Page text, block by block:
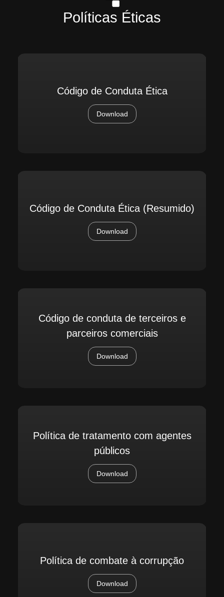
Políticas Éticas
Código de Conduta Ética
Download
Código de Conduta Ética (Resumido)
Download
Código de conduta de terceiros e
parceiros comerciais
Download
Política de tratamento com agentes
públicos
Download
Política de combate à corrupção
Download